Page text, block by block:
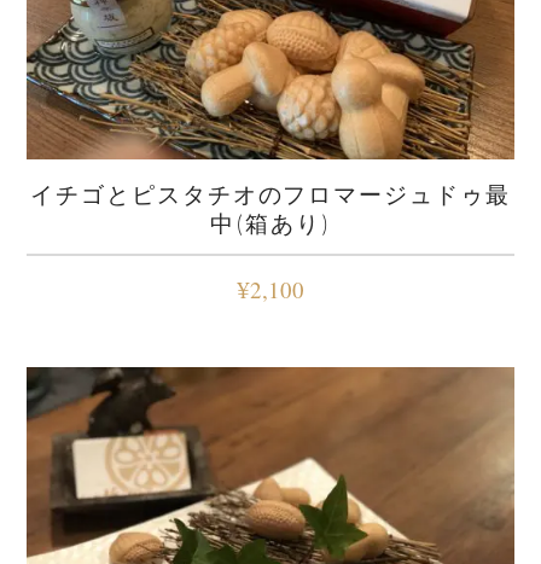
イチゴとピスタチオのフロマージュドゥ最
中(箱あり)
¥2,100